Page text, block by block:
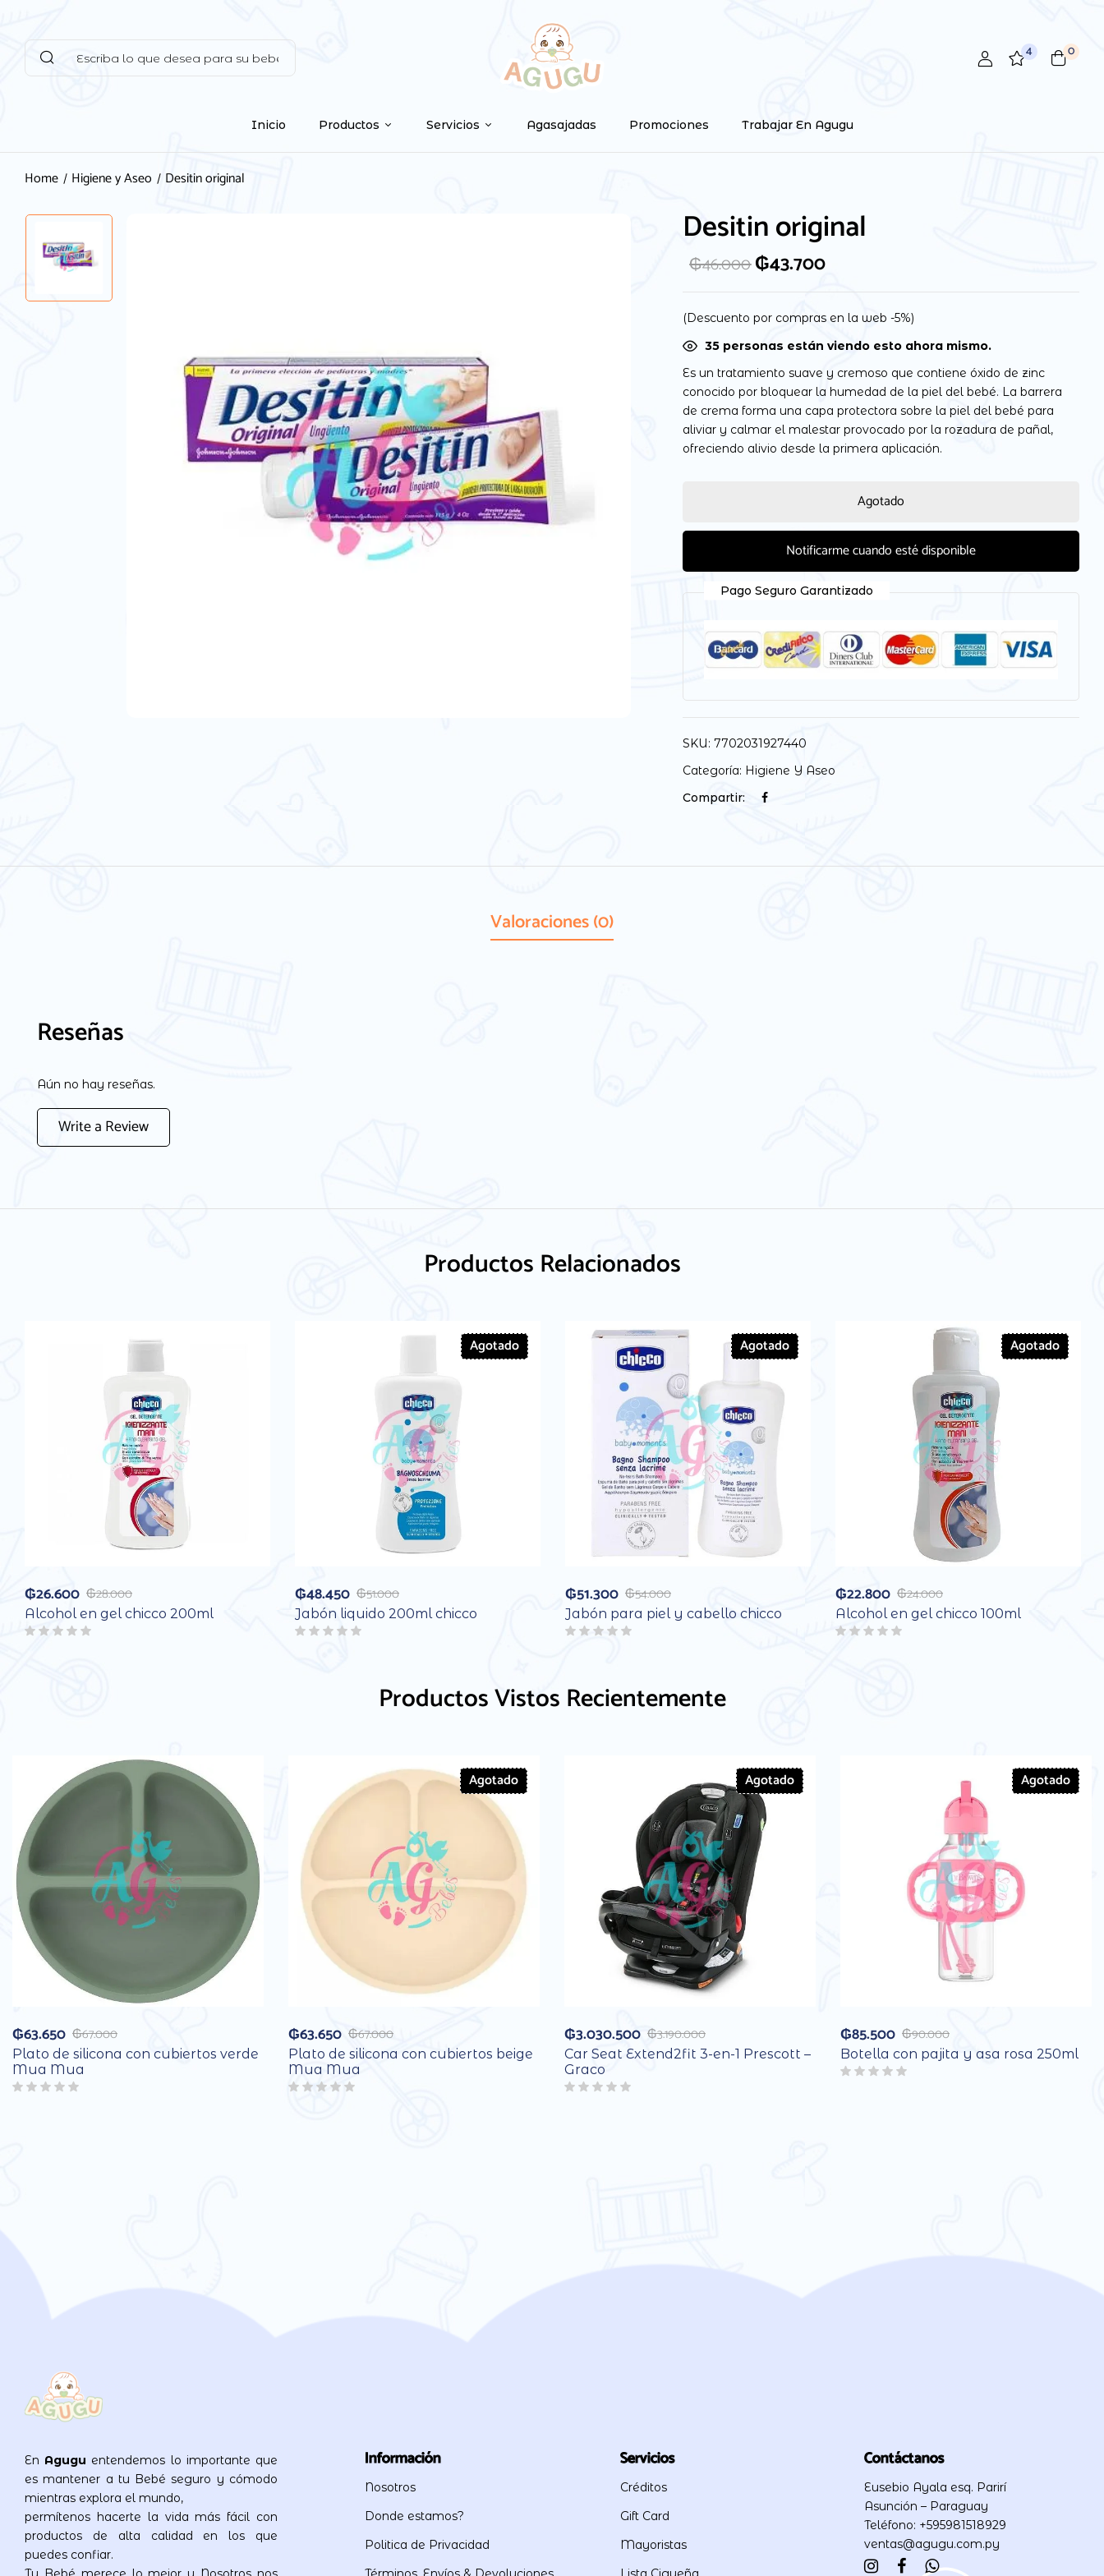
4 0
Inicio Productos Servicios Agasajadas Promociones Trabajar En Agugu
Home Higiene y Aseo Desitin original
Desitin original
₲46.000₲43.700
(Descuento por compras en la web -5%)
35 personas están viendo esto ahora mismo.
Es un tratamiento suave y cremoso que contiene óxido de zinc
conocido por bloquear la humedad de la piel del bebé. La barrera
de crema forma una capa protectora sobre la piel del bebé para
aliviar y calmar el malestar provocado por la rozadura de pañal,
ofreciendo alivio desde la primera aplicación.
Agotado
Notificarme cuando esté disponible
Pago Seguro Garantizado
SKU:7702031927440
Categoría: Higiene Y Aseo
Compartir:
Valoraciones (0)
Reseñas
Aún no hay reseñas.
Write a Review
Tu dirección de correo electrónico no será publicada.
marcados con*
Productos Relacionados
₲28.000
₲26.600
Alcohol en gel chicco 200ml
Agotado
₲51.000
₲48.450
Jabón liquido 200ml chicco
Agotado
₲54.000
₲51.300
Jabón para piel y cabello chicco
Agotado
₲24.000
₲22.800
Alcohol en gel chicco 100ml
Productos Vistos Recientemente
₲67.000
₲63.650
Plato de silicona con cubiertos verde
Mua Mua
Agotado
₲67.000
₲63.650
Plato de silicona con cubiertos beige
Mua Mua
Agotado
₲3.190.000
₲3.030.500
Car Seat Extend2fit 3-en-1 Prescott –
Graco
Agotado
₲90.000
₲85.500
Botella con pajita y asa rosa 250ml
En Agugu entendemos lo importante que
es mantener a tu Bebé seguro y cómodo
mientras explora el mundo,
permítenos hacerte la vida más fácil con
productos de alta calidad en los que
puedes confiar.
Información
Nosotros
Donde estamos?
Politica de Privacidad
Servicios
Créditos
Gift Card
Mayoristas
Contáctanos
Eusebio Ayala esq. Parirí
Asunción – Paraguay
Teléfono: +595981518929
ventas@agugu.com.py